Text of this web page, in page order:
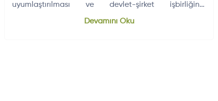
uyumlaştırılması ve devlet-şirket işbirliğinin
güçlendirilmesinin savunma…
Devamını Oku